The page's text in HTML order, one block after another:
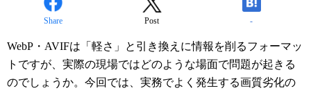
Share Post -
WebP・AVIFは「軽さ」と引き換えに情報を削るフォーマッ
トですが、実際の現場ではどのような場面で問題が起きる
のでしょうか。今回では、実務でよく発生する画質劣化の